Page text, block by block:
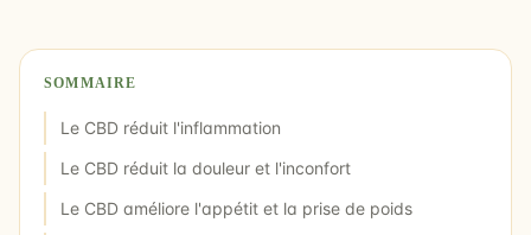
SOMMAIRE
Le CBD réduit l'inflammation
Le CBD réduit la douleur et l'inconfort
Le CBD améliore l'appétit et la prise de poids